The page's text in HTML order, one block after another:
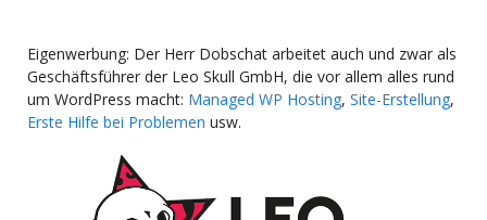
Eigenwerbung: Der Herr Dobschat arbeitet auch und zwar als
Geschäftsführer der Leo Skull GmbH, die vor allem alles rund
um WordPress macht: Managed WP Hosting, Site-Erstellung,
Erste Hilfe bei Problemen usw.